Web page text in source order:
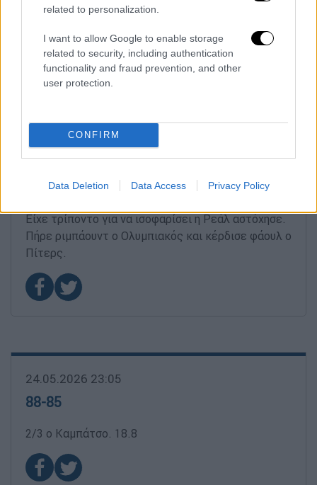
related to personalization.
I want to allow Google to enable storage
related to security, including authentication
functionality and fraud prevention, and other
user protection.
CONFIRM
Data Deletion Data Access Privacy Policy
90-85
2/2 βολές ο Πίτερς
Αστοχεί η Ρεάλ
Είχε τρίποντο για να ισοφαρίσει η Ρεάλ αστόχησε.
Πήρε ριμπάουντ ο Ολυμπιακός και κέρδισε φάουλ ο
Πίτερς.
24.05.2026 23:05
88-85
2/3 ο Καμπάτσο. 18.8